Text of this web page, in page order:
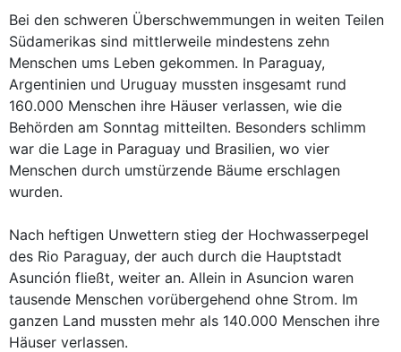
Bei den schweren Überschwemmungen in weiten Teilen
Südamerikas sind mittlerweile mindestens zehn
Menschen ums Leben gekommen. In Paraguay,
Argentinien und Uruguay mussten insgesamt rund
160.000 Menschen ihre Häuser verlassen, wie die
Behörden am Sonntag mitteilten. Besonders schlimm
war die Lage in Paraguay und Brasilien, wo vier
Menschen durch umstürzende Bäume erschlagen
wurden.
Nach heftigen Unwettern stieg der Hochwasserpegel
des Rio Paraguay, der auch durch die Hauptstadt
Asunción fließt, weiter an. Allein in Asuncion waren
tausende Menschen vorübergehend ohne Strom. Im
ganzen Land mussten mehr als 140.000 Menschen ihre
Häuser verlassen.